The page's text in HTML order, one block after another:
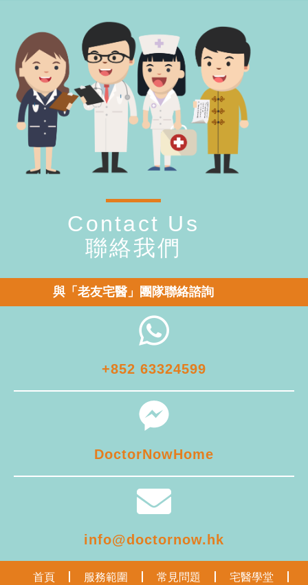
Contact Us
聯絡我們
與「老友宅醫」團隊聯絡諮詢
+852 63324599
DoctorNowHome
info@doctornow.hk
首頁 服務範圍 常見問題 宅醫學堂